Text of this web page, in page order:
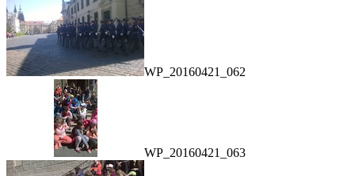
WP_20160421_062
WP_20160421_063